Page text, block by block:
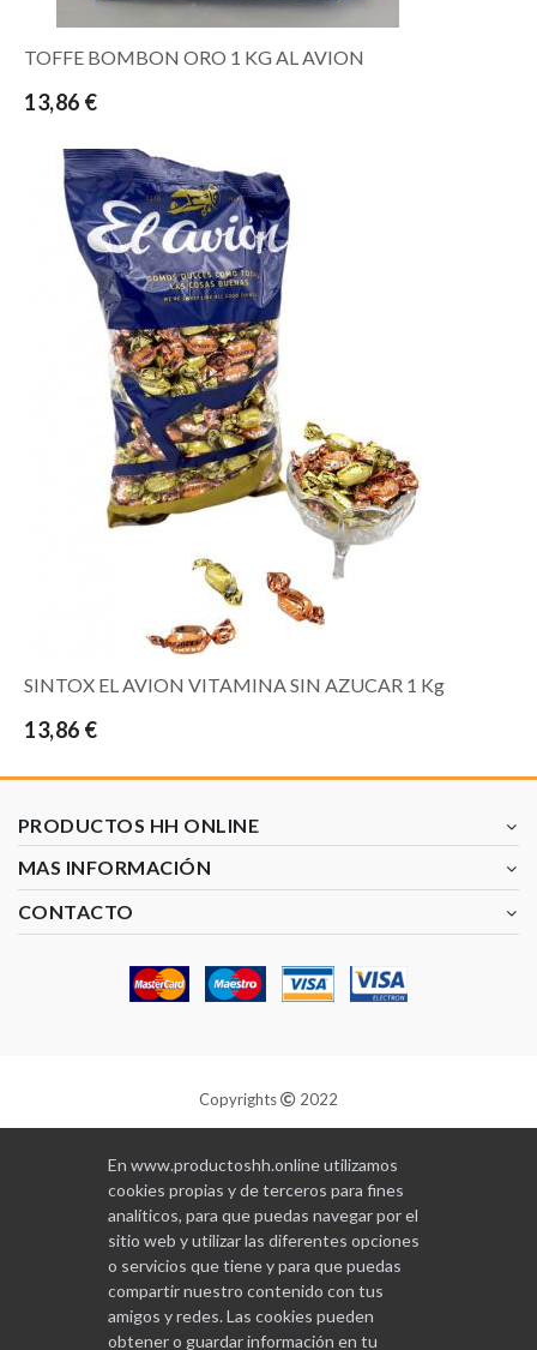
TOFFE BOMBON ORO 1 KG AL AVION
13,86 €
SINTOX EL AVION VITAMINA SIN AZUCAR 1 Kg
13,86 €
PRODUCTOS HH ONLINE
MAS INFORMACIÓN
CONTACTO
Copyrights 2022
Diseñado y programado porGABALA
En www.productoshh.online utilizamos
cookies propias y de terceros para fines
analíticos, para que puedas navegar por el
sitio web y utilizar las diferentes opciones
o servicios que tiene y para que puedas
compartir nuestro contenido con tus
amigos y redes. Las cookies pueden
obtener o guardar información en tu